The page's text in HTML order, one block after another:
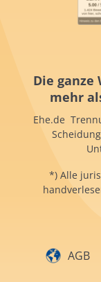
Die
mehr
Ehe.de
*) Alle
AGB